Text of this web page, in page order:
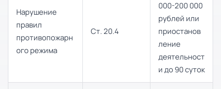
Нарушение
правил
противопожарн
ого режима
Ст. 20.4
000-200 000
рублей или
приостанов
ление
деятельност
и до 90 суток